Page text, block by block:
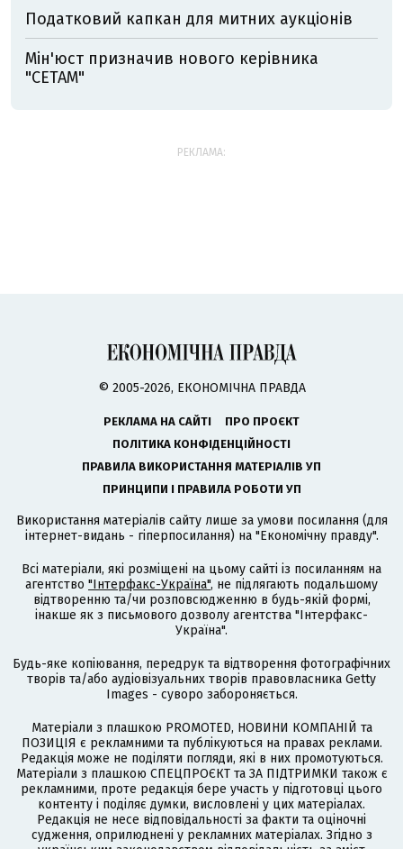
Податковий капкан для митних аукціонів
Мін'юст призначив нового керівника
"СЕТАМ"
РЕКЛАМА:
© 2005-2026, ЕКОНОМІЧНА ПРАВДА
РЕКЛАМА НА САЙТІ
ПРО ПРОЄКТ
ПОЛІТИКА КОНФІДЕНЦІЙНОСТІ
ПРАВИЛА ВИКОРИСТАННЯ МАТЕРІАЛІВ УП
ПРИНЦИПИ І ПРАВИЛА РОБОТИ УП
Використання матеріалів сайту лише за умови посилання (для
інтернет-видань - гіперпосилання) на "Економічну правду".
Всі матеріали, які розміщені на цьому сайті із посиланням на
агентство "Інтерфакс-Україна", не підлягають подальшому
відтворенню та/чи розповсюдженню в будь-якій формі,
інакше як з письмового дозволу агентства "Інтерфакс-
Україна".
Будь-яке копіювання, передрук та відтворення фотографічних
творів та/або аудіовізуальних творів правовласника Getty
Images - суворо забороняється.
Матеріали з плашкою PROMOTED, НОВИНИ КОМПАНІЙ та
ПОЗИЦІЯ є рекламними та публікуються на правах реклами.
Редакція може не поділяти погляди, які в них промотуються.
Матеріали з плашкою СПЕЦПРОЄКТ та ЗА ПІДТРИМКИ також є
рекламними, проте редакція бере участь у підготовці цього
контенту і поділяє думки, висловлені у цих матеріалах.
Редакція не несе відповідальності за факти та оціночні
судження, оприлюднені у рекламних матеріалах. Згідно з